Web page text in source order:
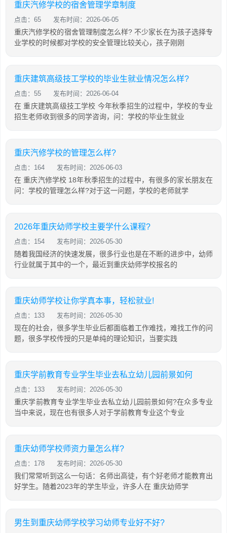
重庆汽修学校的宿舍管理学章制度
点击：65 发布时间：2026-06-05
重庆汽修学校的宿舍管理制度怎么样? 不少家长在为孩子选择专
业学校的时候都对学校的安全管理比较关心，孩子刚刚
重庆建筑高级技工学校的毕业生就业情况怎么样?
点击：55 发布时间：2026-06-04
在 重庆建筑高级技工学校 今年秋季招生的过程中，学校的专业
招生老师收到很多的同学咨询，问：学校的毕业生就业
重庆汽修学校的管理怎么样?
点击：164 发布时间：2026-06-03
在 重庆汽修学校 18年秋季招生的过程中，有很多的家长朋友在
问：学校的管理怎么样?对于这一问题，学校的老师就学
2026年重庆幼师学校主要学什么课程?
点击：154 发布时间：2026-05-30
随着我国经济的快速发展，很多行业也是在不断的进步中，幼师
行业就属于其中的一个，最近到重庆幼师学校报名的
重庆幼师学校让你学真本事，轻松就业!
点击：133 发布时间：2026-05-30
现在的社会，很多学生毕业后都面临着工作难找，难找工作的问
题，很多学校传授的只是单纯的理论知识，当要实践
重庆学前教育专业学生毕业去私立幼儿园前景如何
点击：133 发布时间：2026-05-30
重庆学前教育专业学生毕业去私立幼儿园前景如何?在众多专业
当中来说，现在也有很多人对于学前教育专业这个专业
重庆幼师学校师资力量怎么样?
点击：178 发布时间：2026-05-30
我们常常听到这么一句话：名师出高徒，有个好老师才能教育出
好学生。随着2023年的学生毕业，许多人在 重庆幼师学
男生到重庆幼师学校学习幼师专业好不好?